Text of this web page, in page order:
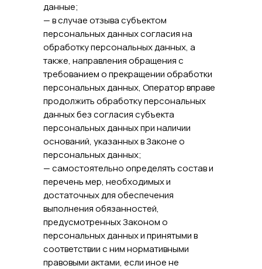
данные;
— в случае отзыва субъектом
персональных данных согласия на
обработку персональных данных, а
также, направления обращения с
требованием о прекращении обработки
персональных данных, Оператор вправе
продолжить обработку персональных
данных без согласия субъекта
персональных данных при наличии
оснований, указанных в Законе о
персональных данных;
— самостоятельно определять состав и
перечень мер, необходимых и
достаточных для обеспечения
выполнения обязанностей,
предусмотренных Законом о
персональных данных и принятыми в
соответствии с ним нормативными
правовыми актами, если иное не